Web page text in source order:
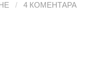
/ 4 КОМЕНТАРА